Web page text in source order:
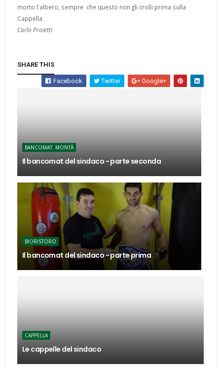
morto l'albero, sempre che questo non gli crolli prima sulla
Cappella.
Carlo Proietti
SHARE THIS
Facebook Twitter Google+
BANCOMAT. MONTÀ
Il bancomat del sindaco - parte seconda
BIORISTORO
Il bancomat del sindaco - parte prima
CAPPELLA
Le cappelle del sindaco